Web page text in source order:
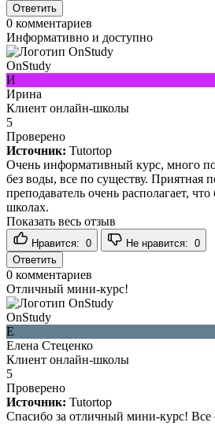
Ответить
0 комментариев
Информативно и доступно
OnStudy
И
Ирина
Клиент онлайн-школы
5
Проверено
Источник: Tutortop
Очень информативный курс, много
без воды, все по существу. Приятная
преподаватель очень располагает,
школах.
Показать весь отзыв
Нравится: 0 Не нравится: 0
Ответить
0 комментариев
Отличный мини-курс!
OnStudy
Е
Елена Стеценко
Клиент онлайн-школы
5
Проверено
Источник: Tutortop
Спасибо за отличный мини-курс! Все